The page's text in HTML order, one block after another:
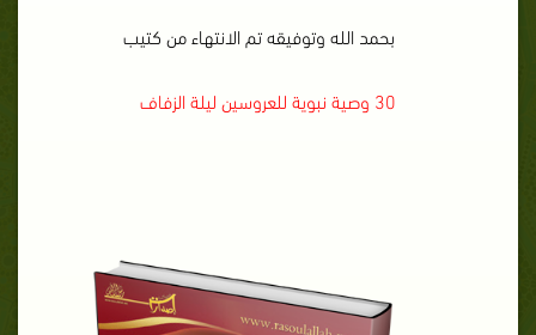
بحمد الله وتوفيقه تم الانتهاء من كتيب
30 وصية نبوية للعروسين ليلة الزفاف